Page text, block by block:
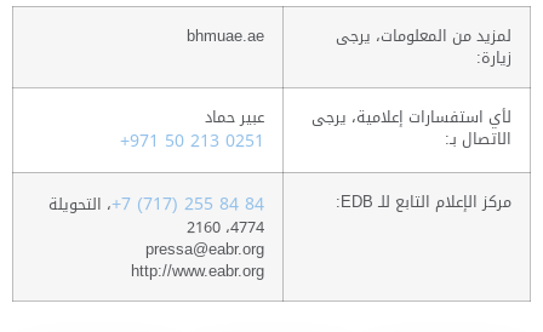
لمزيد من المعلومات، يرجى
زيارة:
bhmuae.ae
لأي استفسارات إعلامية، يرجى
الاتصال بـ:
عبير حماد
+971 50 213 0251
مركز الإعلام التابع للـ EDB: +7 (717) 255 84 84، التحويلة
4774، 2160
pressa@eabr.org
http://www.eabr.org